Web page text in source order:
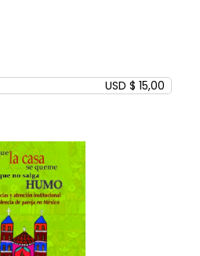
USD $ 15,00